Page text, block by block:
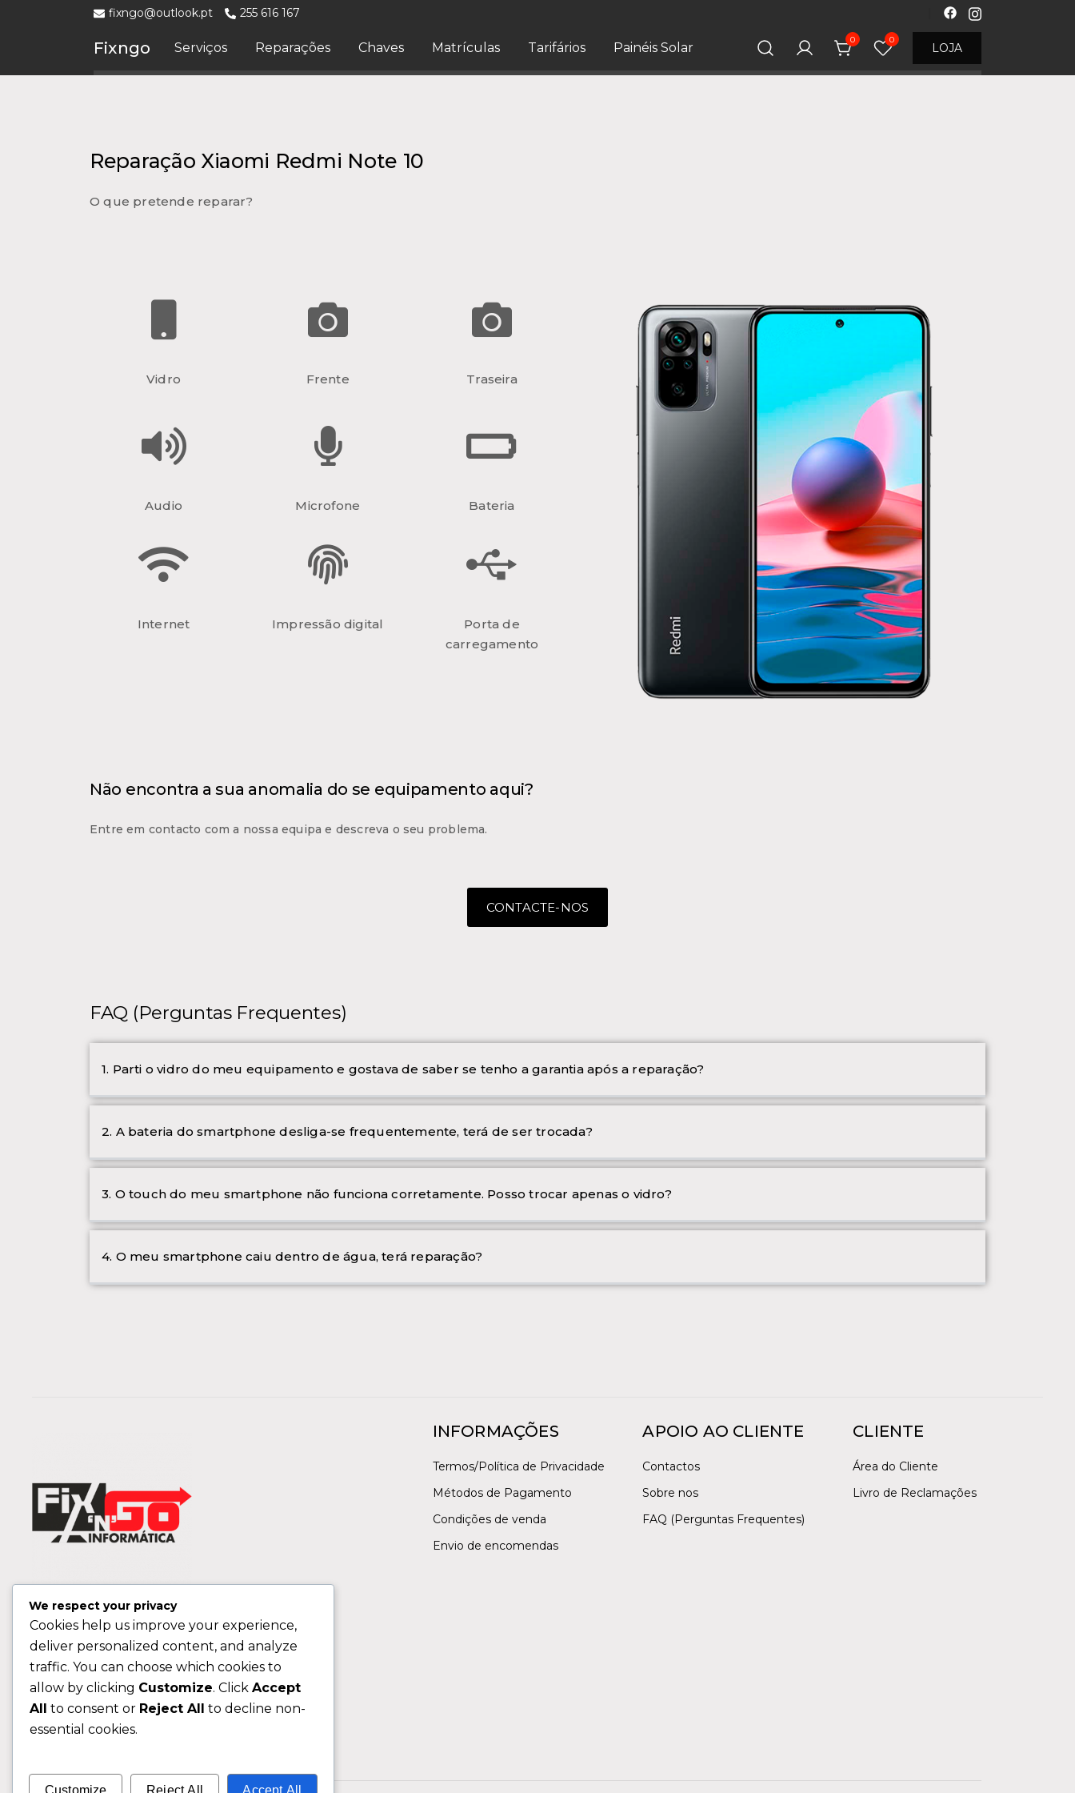
fixngo@outlook.pt 255 616 167
Fixngo Serviços Reparações Chaves Matrículas Tarifários Painéis Solar
0 0
LOJA
Reparação Xiaomi Redmi Note 10
O que pretende reparar?
Vidro
Audio
Internet
Frente
Microfone
Impressão digital
Traseira
Bateria
Porta de
carregamento
Não encontra a sua anomalia do se equipamento aqui?
Entre em contacto com a nossa equipa e descreva o seu problema.
CONTACTE-NOS
FAQ (Perguntas Frequentes)
1. Parti o vidro do meu equipamento e gostava de saber se tenho a garantia após a reparação?
2. A bateria do smartphone desliga-se frequentemente, terá de ser trocada?
3. O touch do meu smartphone não funciona corretamente. Posso trocar apenas o vidro?
4. O meu smartphone caiu dentro de água, terá reparação?
INFORMAÇÕES
Termos/Política de Privacidade
Métodos de Pagamento
Condições de venda
Envio de encomendas
APOIO AO CLIENTE
Contactos
Sobre nos
FAQ (Perguntas Frequentes)
CLIENTE
Área do Cliente
Livro de Reclamações
We respect your privacy
Cookies help us improve your experience,
deliver personalized content, and analyze
traffic. You can choose which cookies to
allow by clicking Customize. Click Accept
All
to consent or Reject All
to decline non-
essential cookies.
Customize Reject All Accept All